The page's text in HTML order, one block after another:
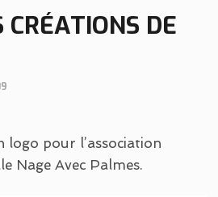
CRÉATIONS DE
logo pour l’association
Nage Avec Palmes.